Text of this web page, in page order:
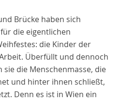
Brücke haben sich
die eigentlichen
die Kinder der
Überfüllt und dennoch
die Menschenmasse, die
und hinter ihnen schließt,
Denn es ist in Wien ein